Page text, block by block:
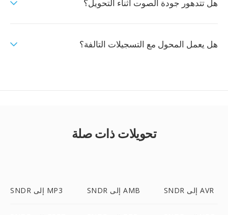
هل تتدهور جودة الصوت اثناء التحويل؟
هل يعمل المحول مع التسجيلات التالفة؟
تحويلات ذات صلة
SNDR إلى MP3 SNDR إلى AMB SNDR إلى AVR